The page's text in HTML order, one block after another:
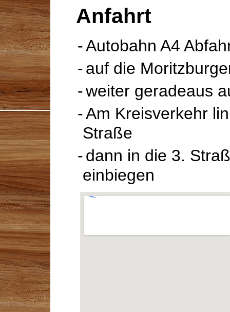
Anfahrt
Autobahn A4
auf die
weiter geradeaus
Am Kreisverkehr
Straße
dann in die 3.
einbiegen